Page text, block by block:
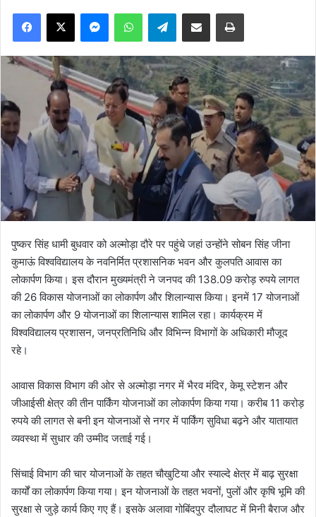
Facebook
X MessengerWhatsAppTelegramShare via Email Print
पुष्कर सिंह धामी बुधवार को अल्मोड़ा दौरे पर पहुंचे जहां उन्होंने सोबन सिंह जीना
कुमाऊं विश्वविद्यालय के नवनिर्मित प्रशासनिक भवन और कुलपति आवास का
लोकार्पण किया। इस दौरान मुख्यमंत्री ने जनपद की 138.09 करोड़ रुपये लागत
की 26 विकास योजनाओं का लोकार्पण और शिलान्यास किया। इनमें 17 योजनाओं
का लोकार्पण और 9 योजनाओं का शिलान्यास शामिल रहा। कार्यक्रम में
विश्वविद्यालय प्रशासन, जनप्रतिनिधि और विभिन्न विभागों के अधिकारी मौजूद
रहे।
आवास विकास विभाग की ओर से अल्मोड़ा नगर में भैरव मंदिर, केमू स्टेशन और
जीआईसी क्षेत्र की तीन पार्किंग योजनाओं का लोकार्पण किया गया। करीब 11 करोड़
रुपये की लागत से बनी इन योजनाओं से नगर में पार्किंग सुविधा बढ़ने और यातायात
व्यवस्था में सुधार की उम्मीद जताई गई।
सिंचाई विभाग की चार योजनाओं के तहत चौखुटिया और स्याल्दे क्षेत्र में बाढ़ सुरक्षा
कार्यों का लोकार्पण किया गया। इन योजनाओं के तहत भवनों, पुलों और कृषि भूमि की
सुरक्षा से जुड़े कार्य किए गए हैं। इसके अलावा गोबिंदपुर दौलाघट में मिनी बैराज और